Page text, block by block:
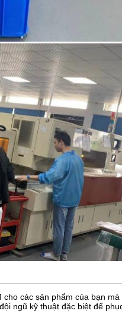
các sản phẩm của bạn
ngũ kỹ thuật đặc biệt để